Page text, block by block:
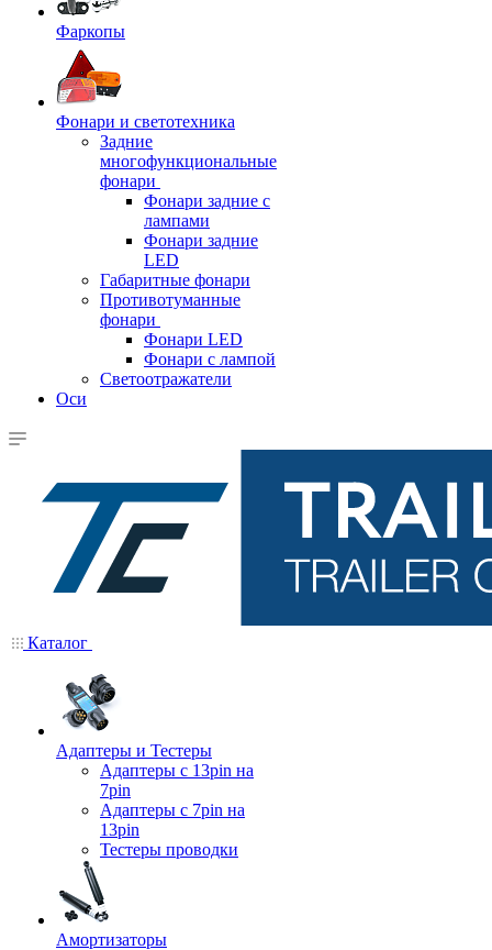
Фаркопы
Фонари и светотехника
Задние
многофункциональные
фонари
Фонари задние с
лампами
Фонари задние
LED
Габаритные фонари
Противотуманные
фонари
Фонари LED
Фонари с лампой
Светоотражатели
Оси
Каталог
Адаптеры и Тестеры
Адаптеры с 13pin на
7pin
Адаптеры с 7pin на
13pin
Тестеры проводки
Амортизаторы